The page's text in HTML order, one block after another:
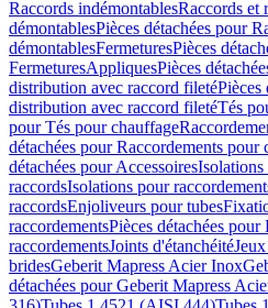
Raccords indémontablesRaccords et
démontablesPièces détachées pour
démontablesFermeturesPièces
FermeturesAppliquesPièces
distribution avec raccord filetéPièces
distribution avec raccord filetéTés
pour Tés pour chauffage
détachées pour Raccordements pour
détachées pour AccessoiresIsolations
raccordsIsolations pour
raccordsEnjoliveurs pour tubes
raccordementsPièces détachées pour
raccordementsJoints d'étanchéité
bridesGeberit Mapress Acier Inox
détachées pour Geberit Mapress